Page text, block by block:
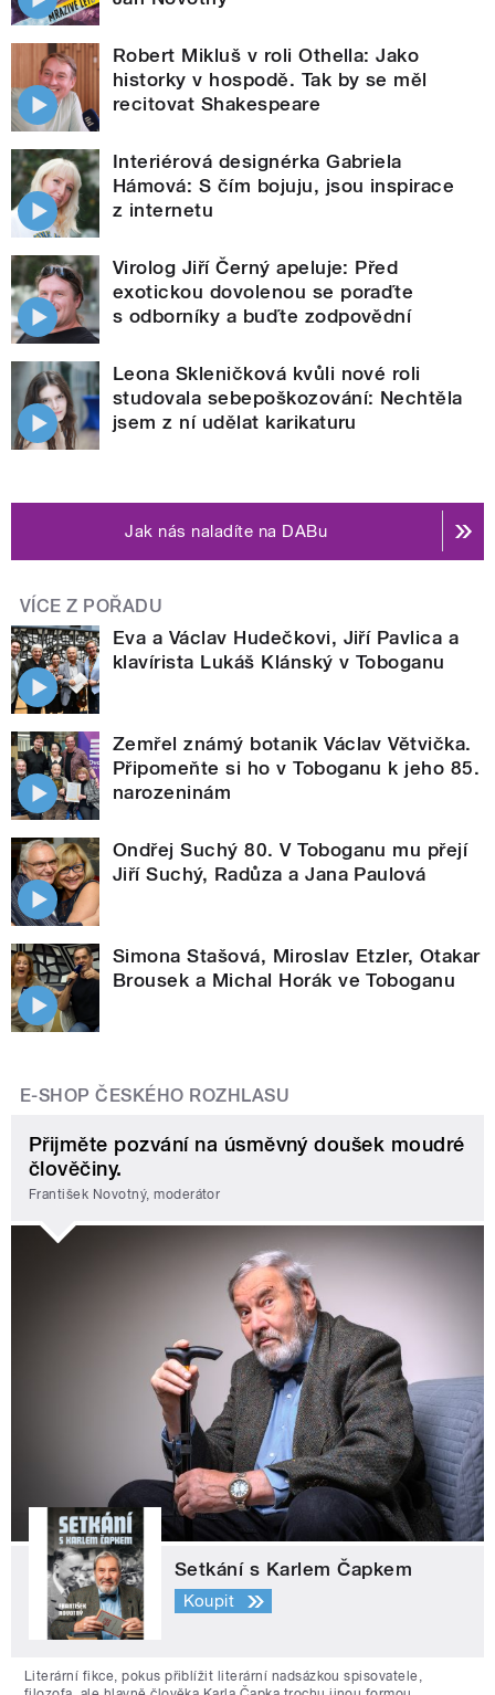
Robert Mikluš v roli Othella: Jako
historky v hospodě. Tak by se měl
recitovat Shakespeare
Interiérová designérka Gabriela
Hámová: S čím bojuju, jsou inspirace
z internetu
Virolog Jiří Černý apeluje: Před
exotickou dovolenou se poraďte
s odborníky a buďte zodpovědní
Leona Skleničková kvůli nové roli
studovala sebepoškozování: Nechtěla
jsem z ní udělat karikaturu
Jak nás naladíte na DABu
VÍCE Z POŘADU
Eva a Václav Hudečkovi, Jiří Pavlica a
klavírista Lukáš Klánský v Toboganu
Zemřel známý botanik Václav Větvička.
Připomeňte si ho v Toboganu k jeho 85.
narozeninám
Ondřej Suchý 80. V Toboganu mu přejí
Jiří Suchý, Radůza a Jana Paulová
Simona Stašová, Miroslav Etzler, Otakar
Brousek a Michal Horák ve Toboganu
E-SHOP ČESKÉHO ROZHLASU
Přijměte pozvání na úsměvný doušek moudré
člověčiny.
František Novotný, moderátor
Setkání s Karlem Čapkem
Koupit
Literární fikce, pokus přiblížit literární nadsázkou spisovatele,